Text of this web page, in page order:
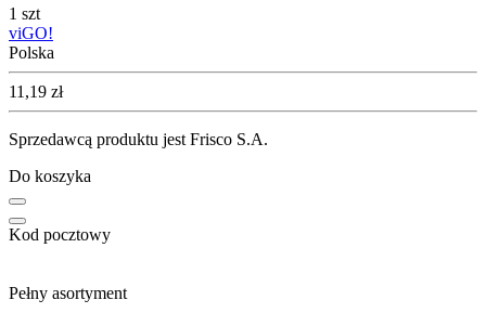
1 szt
viGO!
Polska
Cena
11,19 zł
Sprzedawcą produktu jest Frisco S.A.
Do koszyka
Kod pocztowy
Pełny asortyment